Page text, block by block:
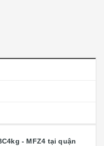
- MFZ4 tại quận